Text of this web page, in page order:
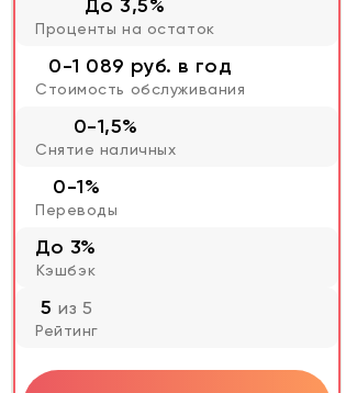
До 3,5%
Проценты на остаток
0-1 089 руб. в год
Стоимость обслуживания
0-1,5%
Снятие наличных
0-1%
Переводы
До 3%
Кэшбэк
5из 5
Рейтинг